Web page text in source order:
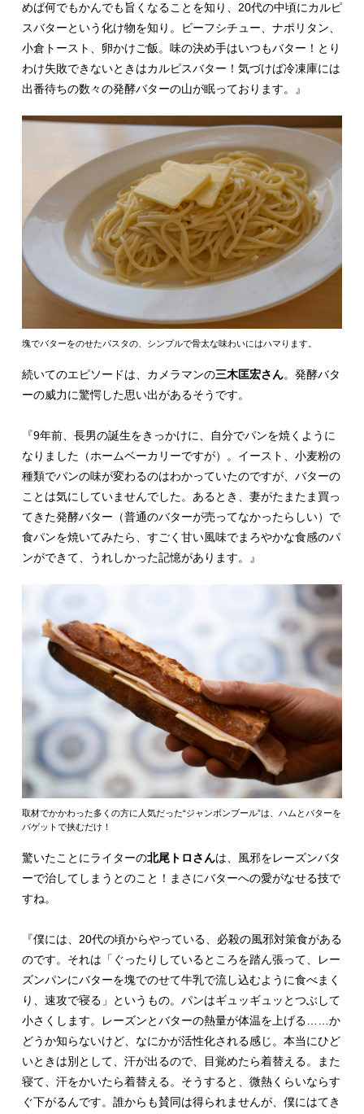
めば何でもかんでも旨くなることを知り、20代の中頃にカルピ
スバターという化け物を知り。ビーフシチュー、ナポリタン、
小倉トースト、卵かけご飯。味の決め手はいつもバター！とり
わけ失敗できないときはカルピスバター！気づけば冷凍庫には
出番待ちの数々の発酵バターの山が眠っております。』
塊でバターをのせたパスタの、シンプルで骨太な味わいにはハマります。
続いてのエピソードは、カメラマンの三木匡宏さん。発酵バタ
ーの威力に驚愕した思い出があるそうです。
『9年前、長男の誕生をきっかけに、自分でパンを焼くように
なりました（ホームベーカリーですが）。イースト、小麦粉の
種類でパンの味が変わるのはわかっていたのですが、バターの
ことは気にしていませんでした。あるとき、妻がたまたま買っ
てきた発酵バター（普通のバターが売ってなかったらしい）で
食パンを焼いてみたら、すごく甘い風味でまろやかな食感のパ
ンができて、うれしかった記憶があります。』
取材でかかわった多くの方に人気だった“ジャンボンブール”は、ハムとバターを
バゲットで挟むだけ！
驚いたことにライターの北尾トロさんは、風邪をレーズンバタ
ーで治してしまうとのこと！まさにバターへの愛がなせる技で
すね。
『僕には、20代の頃からやっている、必殺の風邪対策食がある
のです。それは「ぐったりしているところを踏ん張って、レー
ズンパンにバターを塊でのせて牛乳で流し込むように食べまく
り、速攻で寝る」というもの。パンはギュッギュッとつぶして
小さくします。レーズンとバターの熱量が体温を上げる……か
どうか知らないけど、なにかが活性化される感じ。本当にひど
いときは別として、汗が出るので、目覚めたら着替える。また
寝て、汗をかいたら着替える。そうすると、微熱くらいならす
ぐ下がるんです。誰からも賛同は得られませんが、僕にはてき